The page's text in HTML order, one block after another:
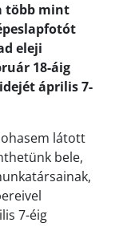
több mint
eleji
18-áig
április 7-
látott
bele,
7-éig